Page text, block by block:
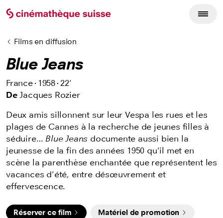
Films en diffusion
Blue Jeans
France 1958 22'
DeJacques Rozier
Deux amis sillonnent sur leur Vespa les rues et les
plages de Cannes à la recherche de jeunes filles à
séduire… Blue Jeans documente aussi bien la
jeunesse de la fin des années 1950 qu'il met en
scène la parenthèse enchantée que représentent les
vacances d'été, entre désœuvrement et
effervescence.
Réserver ce film Matériel de promotion